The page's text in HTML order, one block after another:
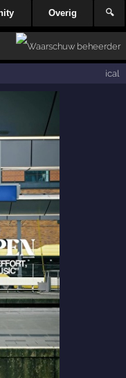
Overig 🔍
ical